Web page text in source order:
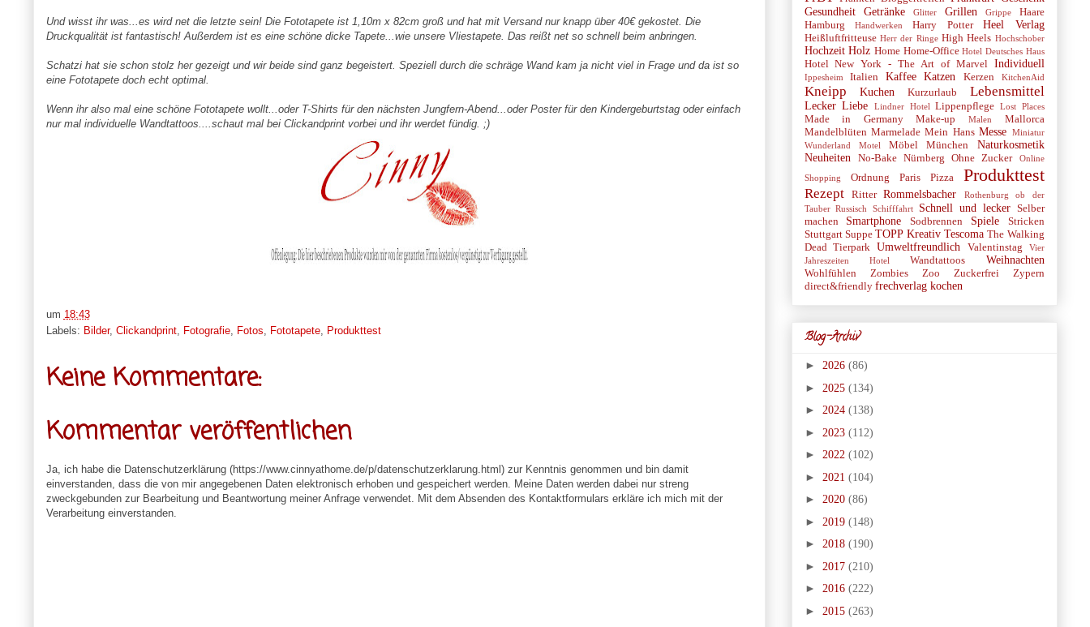
Und wisst ihr was...es wird net die letzte sein! Die Fototapete ist 1,10m x 82cm groß und hat mit Versand nur knapp über 40€ gekostet. Die
Druckqualität ist fantastisch! Außerdem ist es eine schöne dicke Tapete...wie unsere Vliestapete. Das reißt net so schnell beim anbringen.
Schatzi hat sie schon stolz her gezeigt und wir beide sind ganz begeistert. Speziell durch die schräge Wand kam ja nicht viel in Frage und da ist so
eine Fototapete doch echt optimal.
Wenn ihr also mal eine schöne Fototapete wollt...oder T-Shirts für den nächsten Jungfern-Abend...oder Poster für den Kindergeburtstag oder einfach
nur mal individuelle Wandtattoos....schaut mal bei Clickandprint vorbei und ihr werdet fündig. ;)
um 18:43
Labels: Bilder, Clickandprint, Fotografie, Fotos Fototapete, Produkttest
Keine Kommentare:
Kommentar veröffentlichen
Ja, ich habe die Datenschutzerklärung (https://www.cinnyathome.de/p/datenschutzerklarung.html) zur Kenntnis genommen und bin damit
einverstanden, dass die von mir angegebenen Daten elektronisch erhoben und gespeichert werden. Meine Daten werden dabei nur streng
zweckgebunden zur Bearbeitung und Beantwortung meiner Anfrage verwendet. Mit dem Absenden des Kontaktformulars erkläre ich mich mit der
Verarbeitung einverstanden.
Gesundheit
Getränke Glitter Grillen Grippe
Haare
Hamburg
Handwerken Harry Potter Heel Verlag
Heißluftfritteuse Herr der Ringe High Heels Hochschober
Hochzeit Holz Home Home-Office Hotel Deutsches Haus
Hotel New York - The Art of Marvel Individuell
Ippesheim Italien Kaffee Katzen Kerzen KitchenAid
Kneipp Kuchen Kurzurlaub Lebensmittel
Lecker Liebe Lindner Hotel Lippenpflege Lost Places
Made in Germany Make-up Malen
Mallorca
Mandelblüten Marmelade Mein Hans Messe Miniatur
Wunderland
Motel Möbel München
Naturkosmetik
Neuheiten
No-Bake Nürnberg Ohne Zucker
Online
Shopping
Ordnung Paris Pizza Produkttest
Rezept Ritter Rommelsbacher
Rothenburg ob der
Tauber Russisch Schifffahrt Schnell und lecker Selber
machen
Smartphone Sodbrennen Spiele
Stricken
Stuttgart Suppe TOPP Kreativ Tescoma The Walking
Dead Tierpark Umweltfreundlich Valentinstag
Vier
Jahreszeiten Hotel
Wandtattoos Weihnachten
Wohlfühlen Zombies Zoo Zuckerfrei
Zypern
direct&friendly frechverlag kochen
Blog-Archiv
► 2026 (86)
► 2025 (134)
► 2024 (138)
► 2023 (112)
► 2022 (102)
► 2021 (104)
► 2020 (86)
► 2019 (148)
► 2018 (190)
► 2017 (210)
► 2016 (222)
► 2015 (263)